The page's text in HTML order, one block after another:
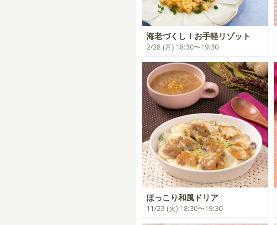
海老づくし！お手軽リゾット
2/28 (月) 18:30〜19:30
ほっこり和風ドリア
11/23 (火) 18:30〜19:30